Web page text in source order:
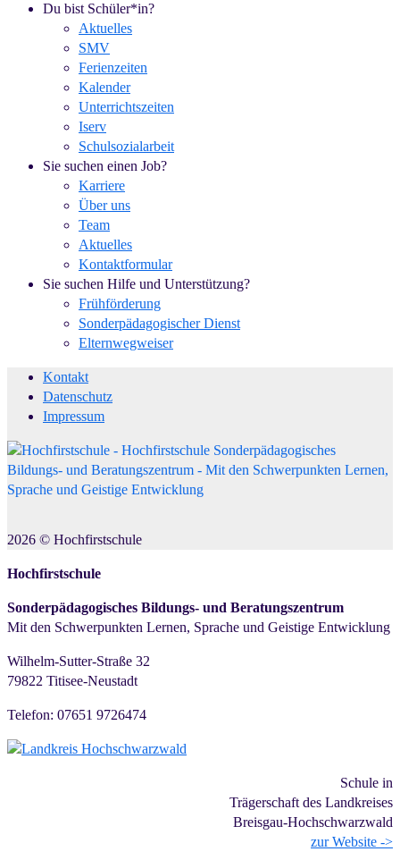
Du bist Schüler*in?
Aktuelles
SMV
Ferienzeiten
Kalender
Unterrichtszeiten
Iserv
Schulsozialarbeit
Sie suchen einen Job?
Karriere
Über uns
Team
Aktuelles
Kontaktformular
Sie suchen Hilfe und Unterstützung?
Frühförderung
Sonderpädagogischer Dienst
Elternwegweiser
Kontakt
Datenschutz
Impressum
2026 © Hochfirstschule
Hochfirstschule
Sonderpädagogisches Bildungs- und Beratungszentrum
Mit den Schwerpunkten Lernen, Sprache und Geistige Entwicklung
Wilhelm-Sutter-Straße 32
79822 Titisee-Neustadt
Telefon: 07651 9726474
Schule in
Trägerschaft des Landkreises
Breisgau-Hochschwarzwald
zur Website ->